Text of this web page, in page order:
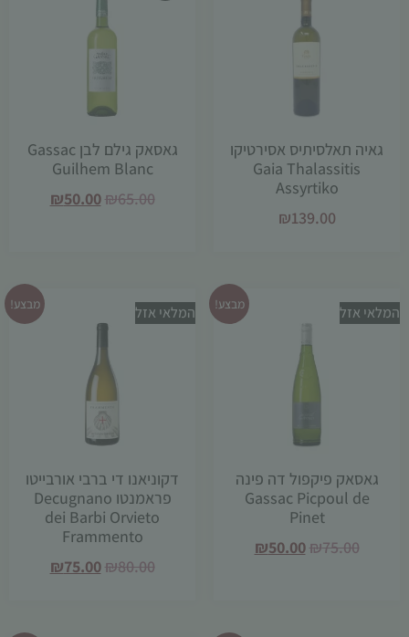
גאיה תאלסיתיס אסירטיקו
Gaia Thalassitis
Assyrtiko
₪139.00
גאסאק גילם לבן Gassac
Guilhem Blanc
₪65.00
₪50.00
מבצע!
גאסאק פיקפול דה פינה
Gassac Picpoul de
Pinet
₪75.00
₪50.00
המלאי אזל מבצע!
דקוניאנו די ברבי אורבייטו
פראמנטו Decugnano
dei Barbi Orvieto
Frammento
₪80.00
₪75.00
המלאי אזל
לקובצי
Cookie
מהפונקציות
שיווקי
באתר,
תגדל
ההזדמנות
והצעות